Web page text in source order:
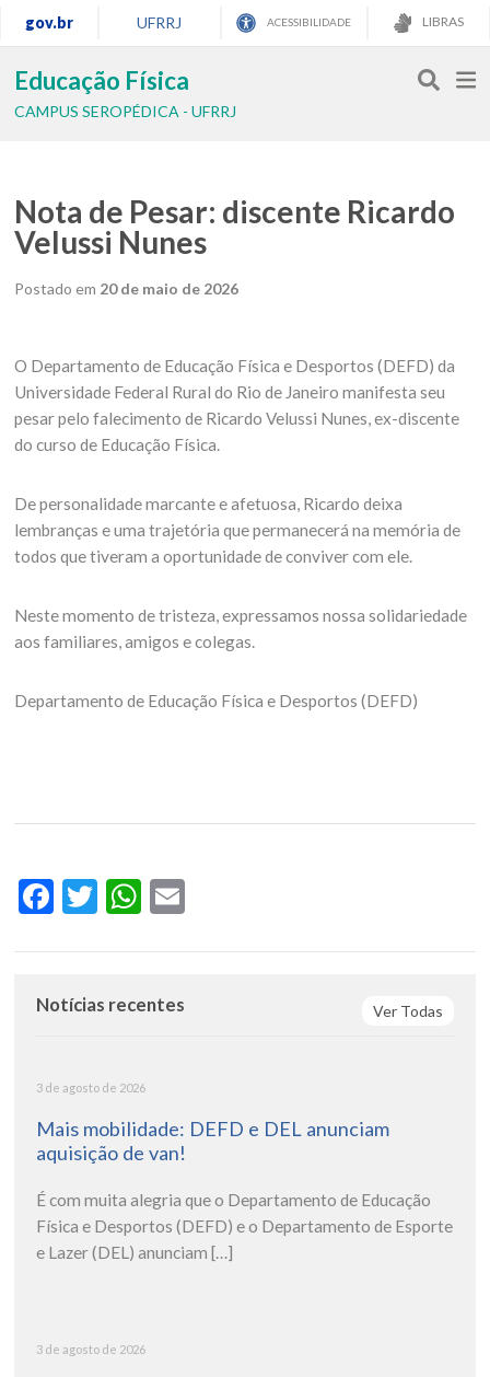
gov.br UFRRJ ACESSIBILIDADE LIBRAS
Educação Física
CAMPUS SEROPÉDICA - UFRRJ
Nota de Pesar: discente Ricardo
Velussi Nunes
Postado em 20 de maio de 2026
O Departamento de Educação Física e Desportos (DEFD) da
Universidade Federal Rural do Rio de Janeiro manifesta seu
pesar pelo falecimento de Ricardo Velussi Nunes, ex-discente
do curso de Educação Física.
De personalidade marcante e afetuosa, Ricardo deixa
lembranças e uma trajetória que permanecerá na memória de
todos que tiveram a oportunidade de conviver com ele.
Neste momento de tristeza, expressamos nossa solidariedade
aos familiares, amigos e colegas.
Departamento de Educação Física e Desportos (DEFD)
Facebook
TwitterWhatsApp
Ver Todas
Notícias recentes
3 de agosto de 2026
Mais mobilidade: DEFD e DEL anunciam
aquisição de van!
É com muita alegria que o Departamento de Educação
Física e Desportos (DEFD) e o Departamento de Esporte
e Lazer (DEL) anunciam […]
3 de agosto de 2026